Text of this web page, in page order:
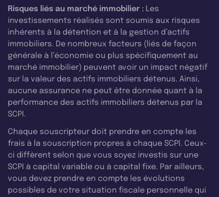
Risques liés au marché immobilier : Les
investissements réalisés sont soumis aux risques
inhérents à la détention et à la gestion d’actifs
immobiliers. De nombreux facteurs (liés de façon
générale à l’économie ou plus spécifiquement au
marché immobilier) peuvent avoir un impact négatif
sur la valeur des actifs immobiliers détenus. Ainsi,
aucune assurance ne peut être donnée quant à la
performance des actifs immobiliers détenus par la
SCPI.
Chaque souscripteur doit prendre en compte les
frais à la souscription propres à chaque SCPI. Ceux-
ci diffèrent selon que vous soyez investis sur une
SCPI à capital variable ou à capital fixe. Par ailleurs,
vous devez prendre en compte les évolutions
possibles de votre situation fiscale personnelle qui